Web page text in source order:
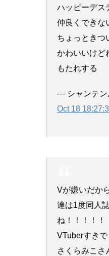
ハッピーデス
仲良くできな
ちょっときつ
かわいいけど
もたれする
— シャンテン
Oct 18
Vが嫌いだか
達は1度同人
ね！！！！！
VTuberすき
さくらみこさ